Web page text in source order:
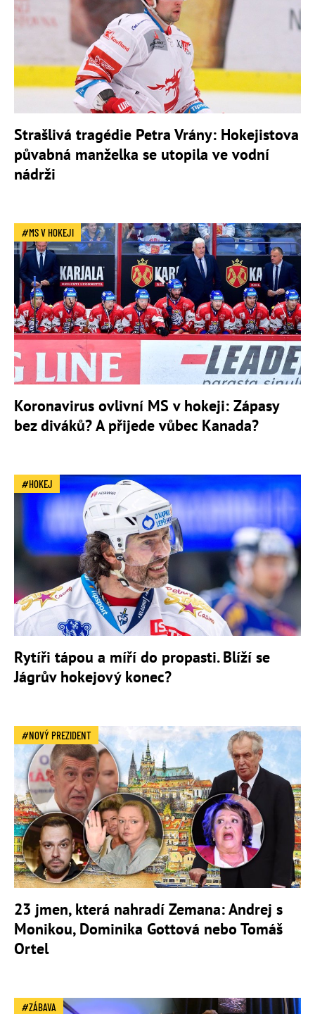
Strašlivá tragédie Petra Vrány: Hokejistova
půvabná manželka se utopila ve vodní
nádrži
MS V HOKEJI
Koronavirus ovlivní MS v hokeji: Zápasy
bez diváků? A přijede vůbec Kanada?
HOKEJ
Rytíři tápou a míří do propasti. Blíží se
Jágrův hokejový konec?
NOVÝ PREZIDENT
23 jmen, která nahradí Zemana: Andrej s
Monikou, Dominika Gottová nebo Tomáš
Ortel
ZÁBAVA